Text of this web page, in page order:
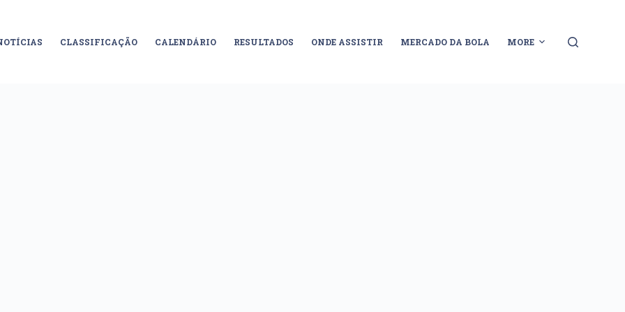
CLASSIFICAÇÃO CALENDÁRIO RESULTADOS ONDE ASSISTIR MERCADO DA BOLA MORE